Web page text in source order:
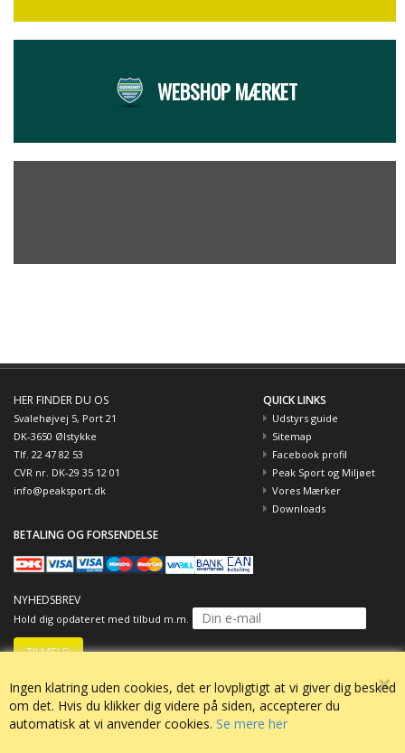
Ingen klatring uden cookies, det er lovpligtigt at vi giver dig besked
om det. Hvis du klikker dig videre på siden, accepterer du
automatisk at vi anvender cookies. Se mere her
WEBSHOP MÆRKET
HER FINDER DU OS
Svalehøjvej 5, Port 21
DK-3650 Ølstykke
Tlf. 22 47 82 53
CVR nr. DK-29 35 12 01
info@peaksport.dk
QUICK LINKS
Udstyrs guide
Sitemap
Facebook profil
Peak Sport og Miljøet
Vores Mærker
Downloads
BETALING OG FORSENDELSE
NYHEDSBREV
Hold dig opdateret med tilbud m.m.
© Copyright 2015